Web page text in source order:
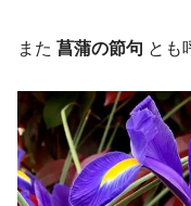
また 菖蒲の節句 とも